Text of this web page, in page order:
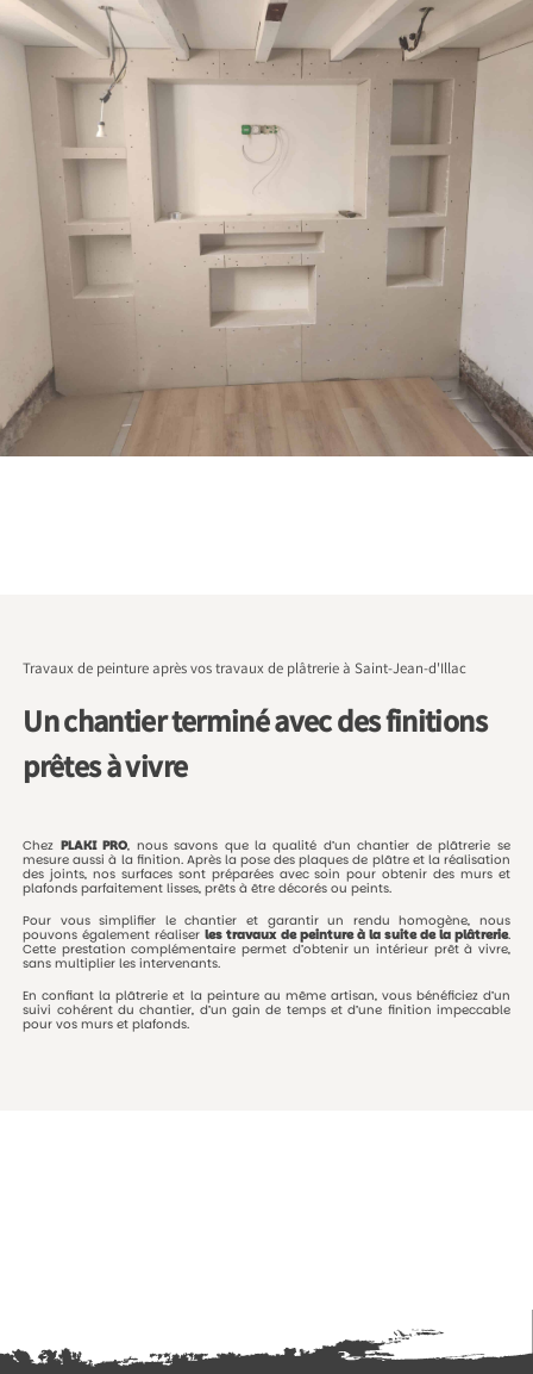
Travaux de peinture après vos travaux de plâtrerie à Saint-Jean-d'Illac
Un chantier terminé avec des finitions
prêtes à vivre
Chez PLAKIPRO, noussavons que laqualité d’unchantier deplâtrerie se
mesureaussià la finition. Après laposedesplaquesde plâtre et la réalisation
desjoints, nos surfaces sont préparées avecsoinpourobtenirdes murs et
plafondsparfaitementlisses,prêtsàêtredécorésoupeints.
Pour voussimplifier lechantier et garantirun renduhomogène, nous
pouvonségalementréaliserlestravaux depeintureà la suitedela plâtrerie.
Cette prestationcomplémentairepermet d’obtenirun intérieur prêtà vivre,
sansmultiplierlesintervenants.
Enconfiantlaplâtrerieet la peinture au même artisan, vous bénéficiez d’un
suivi cohérent duchantier, d’un gainde temps etd’une finition impeccable
pourvosmursetplafonds.